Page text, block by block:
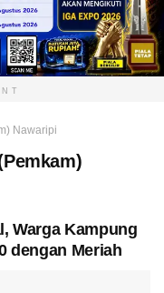
Nawaripi
Warga Kampung
dengan Meriah